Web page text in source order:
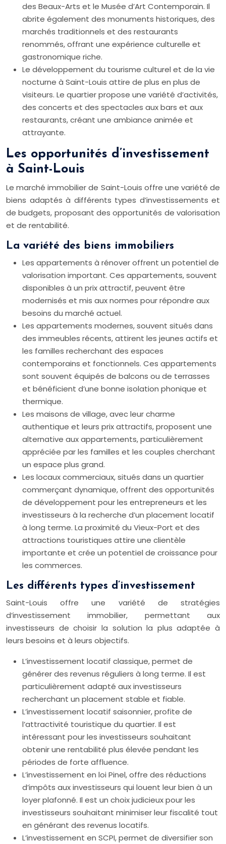
des Beaux-Arts et le Musée d’Art Contemporain. Il
abrite également des monuments historiques, des
marchés traditionnels et des restaurants
renommés, offrant une expérience culturelle et
gastronomique riche.
Le développement du tourisme culturel et de la vie
nocturne à Saint-Louis attire de plus en plus de
visiteurs. Le quartier propose une variété d’activités,
des concerts et des spectacles aux bars et aux
restaurants, créant une ambiance animée et
attrayante.
Les opportunités d’investissement
à Saint-Louis
Le marché immobilier de Saint-Louis offre une variété de
biens adaptés à différents types d’investissements et
de budgets, proposant des opportunités de valorisation
et de rentabilité.
La variété des biens immobiliers
Les appartements à rénover offrent un potentiel de
valorisation important. Ces appartements, souvent
disponibles à un prix attractif, peuvent être
modernisés et mis aux normes pour répondre aux
besoins du marché actuel.
Les appartements modernes, souvent situés dans
des immeubles récents, attirent les jeunes actifs et
les familles recherchant des espaces
contemporains et fonctionnels. Ces appartements
sont souvent équipés de balcons ou de terrasses
et bénéficient d’une bonne isolation phonique et
thermique.
Les maisons de village, avec leur charme
authentique et leurs prix attractifs, proposent une
alternative aux appartements, particulièrement
appréciée par les familles et les couples cherchant
un espace plus grand.
Les locaux commerciaux, situés dans un quartier
commerçant dynamique, offrent des opportunités
de développement pour les entrepreneurs et les
investisseurs à la recherche d’un placement locatif
à long terme. La proximité du Vieux-Port et des
attractions touristiques attire une clientèle
importante et crée un potentiel de croissance pour
les commerces.
Les différents types d’investissement
Saint-Louis offre une variété de stratégies
d’investissement immobilier, permettant aux
investisseurs de choisir la solution la plus adaptée à
leurs besoins et à leurs objectifs.
L’investissement locatif classique, permet de
générer des revenus réguliers à long terme. Il est
particulièrement adapté aux investisseurs
recherchant un placement stable et fiable.
L’investissement locatif saisonnier, profite de
l’attractivité touristique du quartier. Il est
intéressant pour les investisseurs souhaitant
obtenir une rentabilité plus élevée pendant les
périodes de forte affluence.
L’investissement en loi Pinel, offre des réductions
d’impôts aux investisseurs qui louent leur bien à un
loyer plafonné. Il est un choix judicieux pour les
investisseurs souhaitant minimiser leur fiscalité tout
en générant des revenus locatifs.
L’investissement en SCPI, permet de diversifier son